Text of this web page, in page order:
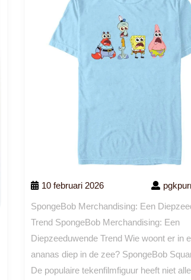
10 februari 2026
SpongeBob Merchandising: Een
Trend SpongeBob Merchandising: Een
Diepzeeduwende Trend Wie woont er in
ananas diep in de zee? SpongeBob
De populaire tekenfilmfiguur heeft niet